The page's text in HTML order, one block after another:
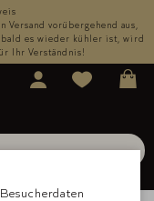
vorübergehend aus,
es wieder kühler ist, wird
Ihr Verständnis!